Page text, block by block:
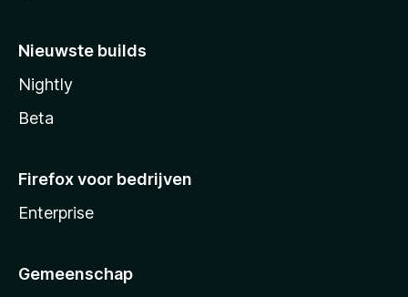
Nieuwste builds
Nightly
Beta
Firefox voor bedrijven
Enterprise
Gemeenschap